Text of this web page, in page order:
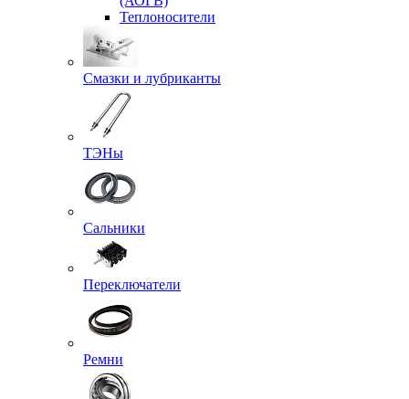
Теплоносители
Смазки и лубриканты
ТЭНы
Сальники
Переключатели
Ремни